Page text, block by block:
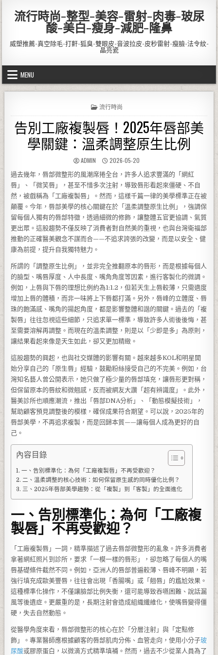
流行時尚-整型-美容-雷射-肉毒-玻尿
酸-美白-瘦身-減肥-隆鼻
威塑推薦-真空除毛-打鼾-狐臭-雙眼皮-音波拉皮-皮秒雷射-瘦臉-法令紋-
晶亮瓷
MENU
POSTED IN
流行時尚
告別工廠複製唇！2025年唇部美
學關鍵：溫柔調整原生比例
AUTHOR:
ADMIN PUBLISHED DATE:
2026-05-20
過去幾年，唇部微整形的風潮席捲全台，許多人追求豐滿的「網紅
唇」、「微笑唇」，甚至不惜多次注射，導致唇形看起來僵硬、不自
然，被戲稱為「工廠複製唇」。然而，這樣千篇一律的美學標準正在被
顛覆。今年，唇部美學的核心關鍵在於「溫柔調整原生比例」，強調保
留每個人獨有的唇部特徵，透過細微的修飾，讓整體五官更協調、氣質
更出眾。這股趨勢不僅反映了消費者對自然美的重視，也與台灣衛福部
推動的正確醫美觀念不謀而合——不追求誇張的改變，而是以安全、健
康為前提，提升自我獨特魅力。
所謂的「調整原生比例」，並非完全推翻原本的唇形，而是根據每個人
的臉型、嘴唇厚度、人中長度、嘴角角度等因素，進行客製化的微調。
例如，上唇與下唇的理想比例約為1:1.2，但若天生上唇較薄，只需適度
增加上唇的體積，而非一味將上下唇都打滿。另外，唇峰的立體度、唇
珠的飽滿感、嘴角的揚起角度，都是影響整體和諧的關鍵。過去的「複
製唇」往往忽視這些細節，只追求單一標準，導致許多人術後後悔，甚
至需要溶解再調整。而現在的溫柔調整，則是以「少即是多」為原則，
讓結果看起來像是天生如此，卻又更加精緻。
這股趨勢的興起，也與社交媒體的影響有關。越來越多KOL和明星開
始分享自己的「原生唇」經驗，鼓勵粉絲接受自己的不完美。例如，台
灣知名藝人曾公開表示，她只做了極少量的唇部填充，讓唇形更對稱，
但保留原本的唇紋和微翹感，反而被網友大讚「超有辨識度」。此外，
醫美診所也順應潮流，推出「唇部DNA分析」、「動態模擬技術」，
幫助顧客預見調整後的模樣，確保成果符合期望。可以說，2025年的
唇部美學，不再追求複製，而是回歸本質——讓每個人成為更好的自
己。
內容目錄
一、告別標準化：為何「工廠複製唇」不再受歡迎？
二、溫柔調整的核心技術：如何保留原生感的同時優化比例？
三、2025年唇部美學趨勢：從「複製」到「客製」的全面進化
一、告別標準化：為何「工廠複
製唇」不再受歡迎？
「工廠複製唇」一詞，精準描述了過去唇部微整形的亂象。許多消費者
拿著網紅照片到診所，要求「一模一樣的唇形」，卻忽略了每個人的嘴
唇基礎條件截然不同。例如，亞洲人的唇部普遍較薄、唇峰不明顯，若
強行填充成歐美豐唇，往往會出現「香腸嘴」或「翹唇」的尷尬效果。
這種標準化操作，不僅讓臉部比例失衡，還可能導致吞嚥困難、說話漏
風等後遺症。更嚴重的是，長期注射會造成組織纖維化，使嘴唇變得僵
硬，失去自然動態。
從醫學角度來看，唇部微整形的核心在於「分層注射」與「定點修
飾」。專業醫師應根據顧客的唇部肌肉分佈、血管走向，使用小分子玻
尿酸或膠原蛋白，以微滴方式精準填補。然而，過去不少從業人員為了